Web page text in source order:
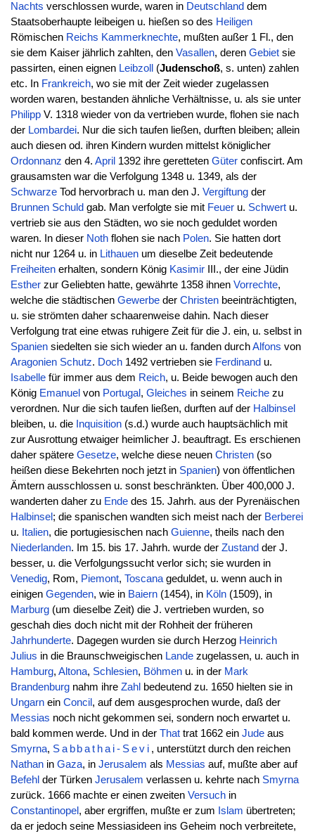
Nachts verschlossen wurde, waren in Deutschland dem
Staatsoberhaupte leibeigen u. hießen so des Heiligen
Römischen Reichs Kammerknechte, mußten außer 1 Fl., den
sie dem Kaiser jährlich zahlten, den Vasallen, deren Gebietsie
passirten, einen eignen Leibzoll (Judenschoß, s. unten) zahlen
etc. In Frankreich, wo sie mit der Zeit wieder zugelassen
worden waren, bestanden ähnliche Verhältnisse, u. als sie unter
PhilippV. 1318 wieder von da vertrieben wurde, flohen sie nach
der Lombardei. Nur die sich taufen ließen, durften bleiben; allein
auch diesen od. ihren Kindern wurden mittelst königlicher
Ordonnanz den 4. April 1392 ihre geretteten Güterconfiscirt. Am
grausamsten war die Verfolgung 1348 u. 1349, als der
SchwarzeTod hervorbrach u. man den J. Vergiftungder
Brunnen Schuld gab. Man verfolgte sie mit Feueru. Schwertu.
vertrieb sie aus den Städten, wo sie noch geduldet worden
waren. In dieser Nothflohen sie nach Polen. Sie hatten dort
nicht nur 1264 u. in Lithauenum dieselbe Zeit bedeutende
Freiheitenerhalten, sondern König KasimirIII., der eine Jüdin
Estherzur Geliebten hatte, gewährte 1358 ihnen Vorrechte,
welche die städtischen Gewerbeder Christenbeeinträchtigten,
u. sie strömten daher schaarenweise dahin. Nach dieser
Verfolgung trat eine etwas ruhigere Zeit für die J. ein, u. selbst in
Spaniensiedelten sie sich wieder an u. fanden durchAlfons von
Aragonien Schutz. Doch1492 vertrieben sie Ferdinand u.
Isabellefür immer aus dem Reich, u. Beide bewogen auch den
König Emanuel von Portugal, Gleiches in seinem Reichezu
verordnen. Nur die sich taufen ließen, durften auf der Halbinsel
bleiben, u. die Inquisition(s.d.) wurde auch hauptsächlich mit
zur Ausrottung etwaiger heimlicher J. beauftragt. Es erschienen
daher spätere Gesetze, welche diese neuen Christen(so
heißen diese Bekehrten noch jetzt in Spanien) von öffentlichen
Ämtern ausschlossen u. sonst beschränkten. Über 400,000 J.
wanderten daher zu Endedes 15. Jahrh. aus der Pyrenäischen
Halbinsel ; die spanischen wandten sich meist nach der Berberei
u. Italien, die portugiesischen nach Guienne, theils nach den
Niederlanden. Im 15. bis 17. Jahrh. wurde der Zustand der J.
besser, u. die Verfolgungssucht verlor sich; sie wurden in
Venedig, Rom, Piemont, Toscanageduldet, u. wenn auch in
einigen Gegenden, wie in Baiern(1454), in Köln(1509), in
Marburg(um dieselbe Zeit) die J. vertrieben wurden, so
geschah dies doch nicht mit der Rohheit der früheren
Jahrhunderte. Dagegen wurden sie durch Herzog Heinrich
Julius in die Braunschweigischen Landezugelassen, u. auch in
Hamburg, Altona, Schlesien, Böhmenu. in der Mark
Brandenburgnahm ihre Zahl bedeutend zu. 1650 hielten sie in
Ungarnein Concil , auf dem ausgesprochen wurde, daß der
Messias noch nicht gekommen sei, sondern noch erwartet u.
bald kommen werde. Und in der Thattrat 1662 ein Judeaus
Smyrna, Sabbathai-Sevi , unterstützt durch den reichen
Nathanin Gaza, in Jerusalem als Messias auf, mußte aber auf
Befehl der Türken Jerusalem verlassen u. kehrte nach Smyrna
zurück. 1666 machte er einen zweiten Versuchin
Constantinopel , aber ergriffen, mußte er zum Islam übertreten;
da er jedoch seine Messiasideen ins Geheim noch verbreitete,